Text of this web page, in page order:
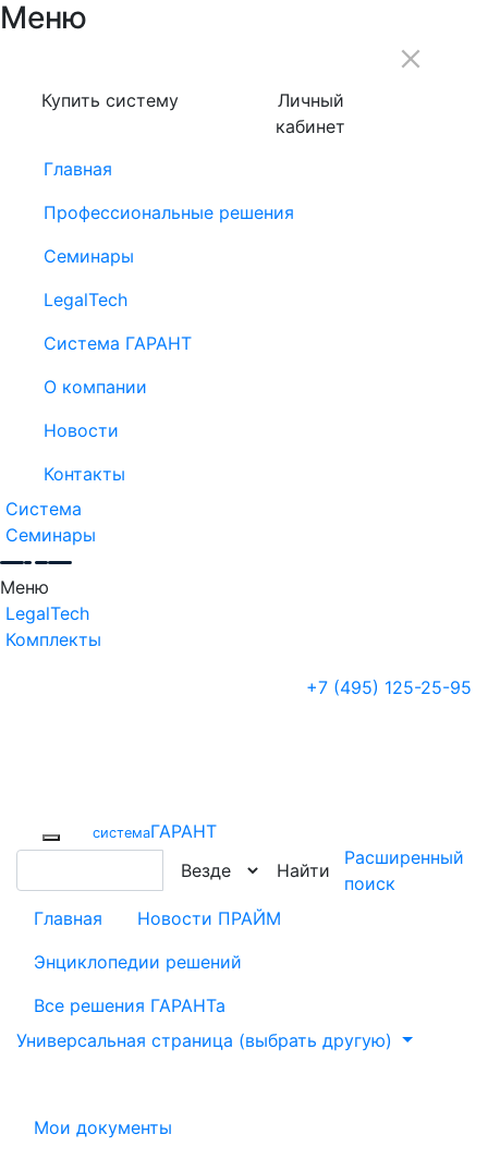
Меню
Купить систему
Личный
кабинет
Главная
Профессиональные решения
Семинары
LegalTech
Система ГАРАНТ
О компании
Новости
Контакты
Система
Семинары
Меню
LegalTech
Комплекты
+7 (495) 125-25-95
cистемаГАРАНТ
Найти
Расширенный
поиск
Главная
Новости ПРАЙМ
Энциклопедии решений
Все решения ГАРАНТа
Универсальная страница (выбрать другую)
Мои документы